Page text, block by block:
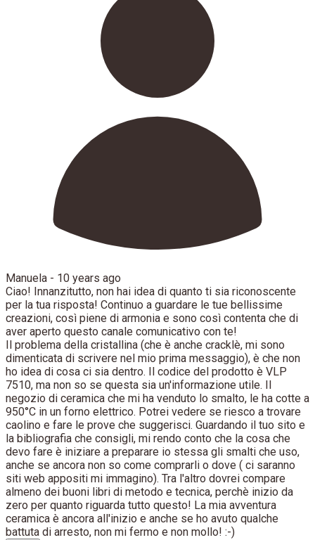
Manuela - 10 years ago
Ciao! Innanzitutto, non hai idea di quanto ti sia riconoscente
per la tua risposta! Continuo a guardare le tue bellissime
creazioni, così piene di armonia e sono così contenta che di
aver aperto questo canale comunicativo con te!
Il problema della cristallina (che è anche cracklè, mi sono
dimenticata di scrivere nel mio prima messaggio), è che non
ho idea di cosa ci sia dentro. Il codice del prodotto è VLP
7510, ma non so se questa sia un'informazione utile. Il
negozio di ceramica che mi ha venduto lo smalto, le ha cotte a
950°C in un forno elettrico. Potrei vedere se riesco a trovare
caolino e fare le prove che suggerisci. Guardando il tuo sito e
la bibliografia che consigli, mi rendo conto che la cosa che
devo fare è iniziare a preparare io stessa gli smalti che uso,
anche se ancora non so come comprarli o dove ( ci saranno
siti web appositi mi immagino). Tra l'altro dovrei compare
almeno dei buoni libri di metodo e tecnica, perchè inizio da
zero per quanto riguarda tutto questo! La mia avventura
ceramica è ancora all'inizio e anche se ho avuto qualche
battuta di arresto, non mi fermo e non mollo! :-)